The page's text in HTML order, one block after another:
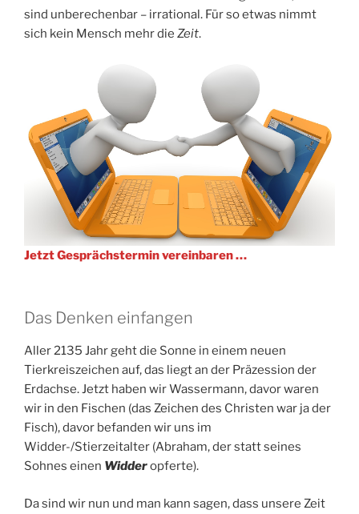
sind unberechenbar – irrational. Für so etwas nimmt
sich kein Mensch mehr die Zeit.
Jetzt Gesprächstermin vereinbaren …
Das Denken einfangen
Aller 2135 Jahr geht die Sonne in einem neuen
Tierkreiszeichen auf, das liegt an der Präzession der
Erdachse. Jetzt haben wir Wassermann, davor waren
wir in den Fischen (das Zeichen des Christen war ja der
Fisch), davor befanden wir uns im
Widder-/Stierzeitalter (Abraham, der statt seines
Sohnes einen Widderopferte).
Da sind wir nun und man kann sagen, dass unsere Zeit